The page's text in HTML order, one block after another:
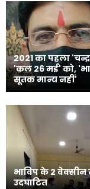
2021 का पहला
'कल 26 मई' को,
सूतक मान्य नहीं'
भाविप के 2 वेक्सीन
उदघाटित